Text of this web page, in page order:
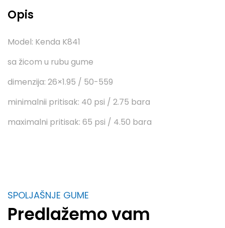
Opis
Model: Kenda K841
sa žicom u rubu gume
dimenzija: 26×1.95 / 50-559
minimalnii pritisak: 40 psi / 2.75 bara
maximalni pritisak: 65 psi / 4.50 bara
SPOLJAŠNJE GUME
Predlažemo vam